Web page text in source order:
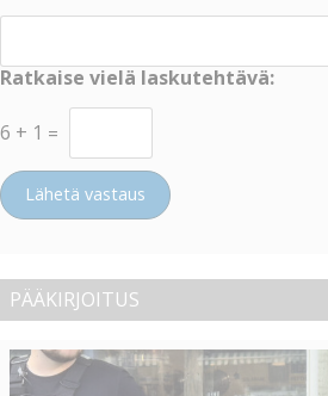
Ratkaise vielä laskutehtävä:
6 + 1 =
Lähetä vastaus
PÄÄKIRJOITUS